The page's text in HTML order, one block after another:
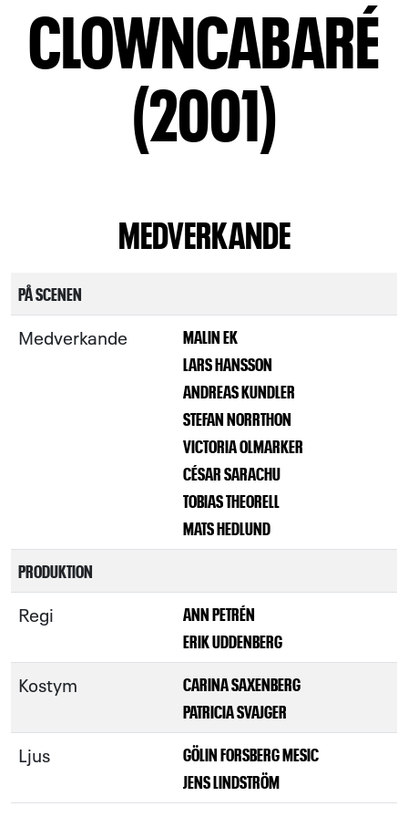
CLOWNCABARÉ
(2001)
MEDVERKANDE
PÅ SCENEN
Medverkande
MALIN EK
LARS HANSSON
ANDREAS KUNDLER
STEFAN NORRTHON
VICTORIA OLMARKER
CÉSAR SARACHU
TOBIAS THEORELL
MATS HEDLUND
PRODUKTION
Regi
ANN PETRÉN
ERIK UDDENBERG
Kostym
CARINA SAXENBERG
PATRICIA SVAJGER
Ljus
GÖLIN FORSBERG MESIC
JENS LINDSTRÖM